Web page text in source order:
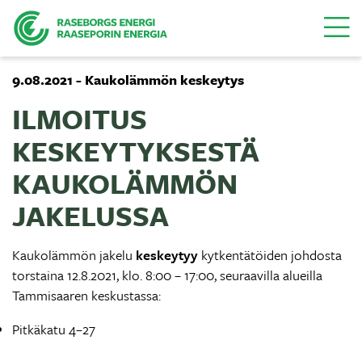
9.08.2021 - Kaukolämmön keskeytys
ILMOITUS
KESKEYTYKSESTÄ
KAUKOLÄMMÖN
JAKELUSSA
Kaukolämmön jakelu keskeytyy kytkentätöiden johdosta
torstaina 12.8.2021, klo. 8:00 – 17:00, seuraavilla alueilla
Tammisaaren keskustassa:
Pitkäkatu 4–27